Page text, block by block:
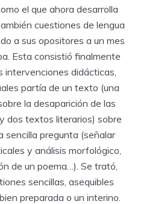
el que ahora desarrolla
cuestiones de lengua
a sus opositores a un mes
Esta consistió finalmente
intervenciones didácticas,
partía de un texto (una
la desaparición de las
dos textos literarios) sobre
sencilla pregunta (señalar
y análisis morfológico,
de un poema…). Se trató,
sencillas, asequibles
preparada o un interino.